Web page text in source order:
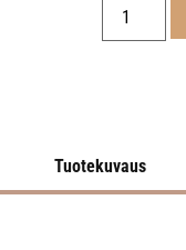
Tuotekuvaus